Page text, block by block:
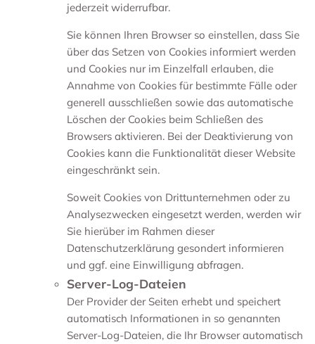
jederzeit widerrufbar.
Sie können Ihren Browser so einstellen, dass Sie
über das Setzen von Cookies informiert werden
und Cookies nur im Einzelfall erlauben, die
Annahme von Cookies für bestimmte Fälle oder
generell ausschließen sowie das automatische
Löschen der Cookies beim Schließen des
Browsers aktivieren. Bei der Deaktivierung von
Cookies kann die Funktionalität dieser Website
eingeschränkt sein.
Soweit Cookies von Drittunternehmen oder zu
Analysezwecken eingesetzt werden, werden wir
Sie hierüber im Rahmen dieser
Datenschutzerklärung gesondert informieren
und ggf. eine Einwilligung abfragen.
Server-Log-Dateien
Der Provider der Seiten erhebt und speichert
automatisch Informationen in so genannten
Server-Log-Dateien, die Ihr Browser automatisch